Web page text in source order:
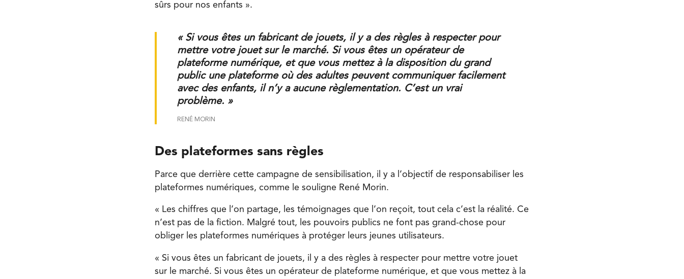
sûrs pour nos enfants ».
« Si vous êtes un fabricant de jouets, il y a des règles à respecter pour
mettre votre jouet sur le marché. Si vous êtes un opérateur de
plateforme numérique, et que vous mettez à la disposition du grand
public une plateforme où des adultes peuvent communiquer facilement
avec des enfants, il n’y a aucune règlementation. C’est un vrai
problème. »
RENÉ MORIN
Des plateformes sans règles
Parce que derrière cette campagne de sensibilisation, il y a l’objectif de responsabiliser les
plateformes numériques, comme le souligne René Morin.
« Les chiffres que l’on partage, les témoignages que l’on reçoit, tout cela c’est la réalité. Ce
n’est pas de la fiction. Malgré tout, les pouvoirs publics ne font pas grand-chose pour
obliger les plateformes numériques à protéger leurs jeunes utilisateurs.
« Si vous êtes un fabricant de jouets, il y a des règles à respecter pour mettre votre jouet
sur le marché. Si vous êtes un opérateur de plateforme numérique, et que vous mettez à la